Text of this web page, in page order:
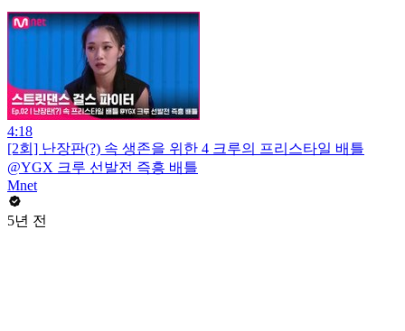
4:18
[2회] 난장판(?) 속 생존을 위한 4 크루의 프리스타일 배틀
@YGX 크루 선발전 즉흥 배틀
Mnet
5년 전